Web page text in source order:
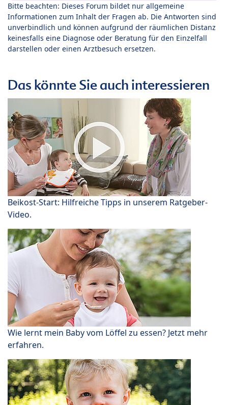
Bitte beachten: Dieses Forum bildet nur allgemeine
Informationen zum Inhalt der Fragen ab. Die Antworten sind
unverbindlich und können aufgrund der räumlichen Distanz
keinesfalls eine Diagnose oder Beratung für den Einzelfall
darstellen oder einen Arztbesuch ersetzen.
Das könnte Sie auch interessieren
Beikost-Start: Hilfreiche Tipps in unserem Ratgeber-
Video.
Wie lernt mein Baby vom Löffel zu essen? Jetzt mehr
erfahren.